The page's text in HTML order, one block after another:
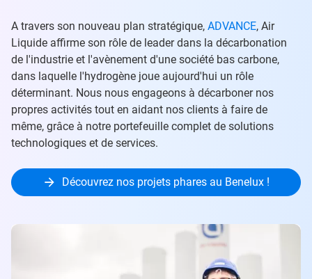
A travers son nouveau plan stratégique, ADVANCE, Air
Liquide affirme son rôle de leader dans la décarbonation
de l'industrie et l'avènement d'une société bas carbone,
dans laquelle l'hydrogène joue aujourd'hui un rôle
déterminant. Nous nous engageons à décarboner nos
propres activités tout en aidant nos clients à faire de
même, grâce à notre portefeuille complet de solutions
technologiques et de services.
Découvrez nos projets phares au Benelux !